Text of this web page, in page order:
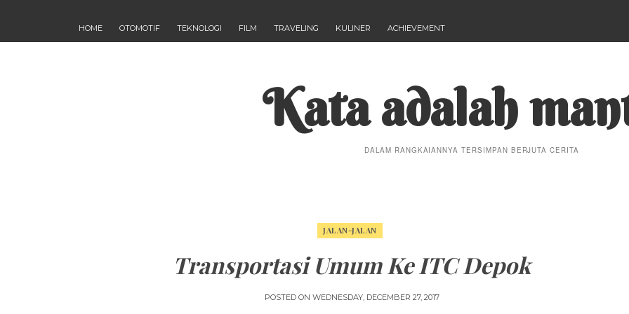
HOME OTOMOTIF TEKNOLOGI FILM TRAVELING KULINER ACHIEVEMENT
Kata adalah
DALAM RANGKAIANNYA TERSIMPAN BERJUTA CERITA
JALAN-JALAN
Transportasi Umum Ke ITC Depok
POSTED ON WEDNESDAY, DECEMBER 27, 2017